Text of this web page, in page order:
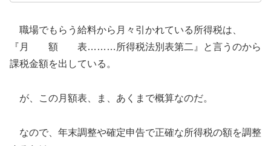
職場でもらう給料から月々引かれている所得税は、
『月 額 表………所得税法別表第二』と言うのから
課税金額を出している。
が、この月額表、ま、あくまで概算なのだ。
なので、年末調整や確定申告で正確な所得税の額を調整